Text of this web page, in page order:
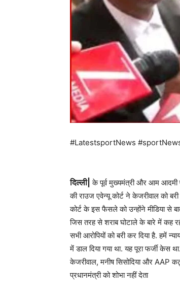
#LatestsportNews
दिल्ली| के पूर्व मुख्यमंत्री और आम आदमी
की राउज एवेन्यू कोर्ट ने केजरीवाल को
कोर्ट के इस फैसले को उन्होंने मीडिया से
जिस तरह से शराब घोटाले के बारे में कह
सभी आरोपियों को बरी कर दिया है. हमें
में डाल दिया गया था. यह पूरा फर्जी केस
केजरीवाल, मनीष सिसोदिया और
प्रधानमंत्री को शोभा नहीं देता